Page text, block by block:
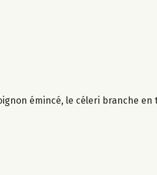
émincé, le céleri branche en